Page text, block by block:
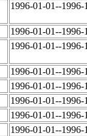
1996-01-01--
1996-01-01--
1996-01-01--
1996-01-01--
1996-01-01--
1996-01-01--
1996-01-01--
1996-01-01--